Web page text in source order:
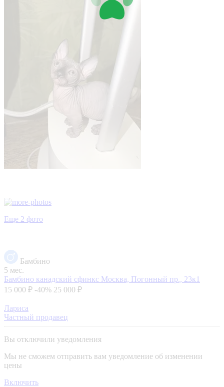
Еще 2 фото
Бамбино
5 мес.
Бамбино канадский сфинкс Москва, Погонный пр., 23к1
15 000 ₽ -40% 25 000 ₽
Лариса
Частный продавец
Вы отключили уведомления
Мы не сможем отправить вам уведомление об изменении
цены
Включить